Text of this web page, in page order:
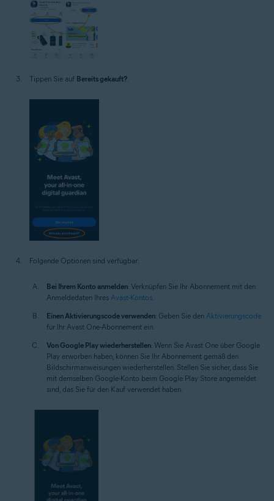
Tippen Sie auf Bereits gekauft?
Folgende Optionen sind verfügbar:
Bei Ihrem Konto anmelden: Verknüpfen Sie Ihr Abonnement mit den
Anmeldedaten Ihres Avast-Kontos.
Einen Aktivierungscode verwenden: Geben Sie den Aktivierungscode
für Ihr Avast One-Abonnement ein.
Von Google Play wiederherstellen: Wenn Sie Avast One über Google
Play erworben haben, können Sie Ihr Abonnement gemäß den
Bildschirmanweisungen wiederherstellen. Stellen Sie sicher, dass Sie
mit demselben Google-Konto beim Google Play Store angemeldet
sind, das Sie für den Kauf verwendet haben.